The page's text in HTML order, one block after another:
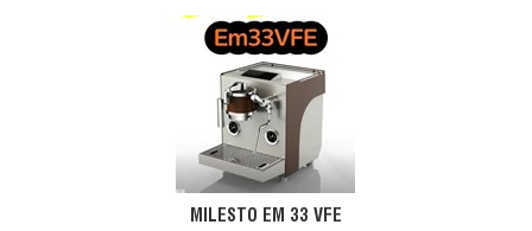
MILESTO EM 33 VFE